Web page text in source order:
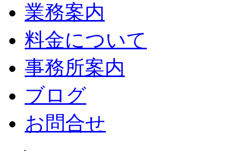
業務案内
料金について
事務所案内
ブログ
お問合せ